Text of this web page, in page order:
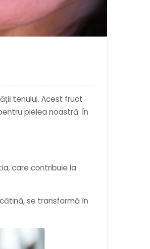
tenului. Acest fruct
pielea noastră. În
care contribuie la
se transformă în